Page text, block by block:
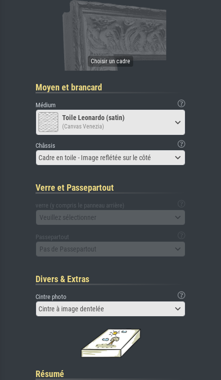
Moyen et brancard
Médium
Toile Leonardo (satin)
(Canvas Venezia)
Châssis
Cadre en toile - Image reflétée sur le côté
Verre et Passepartout
verre (y compris le panneau arrière)
Veuillez sélectionner
Passepartout
Pas de Passepartout
Divers & Extras
Cintre photo
Cintre à image dentelée
Résumé